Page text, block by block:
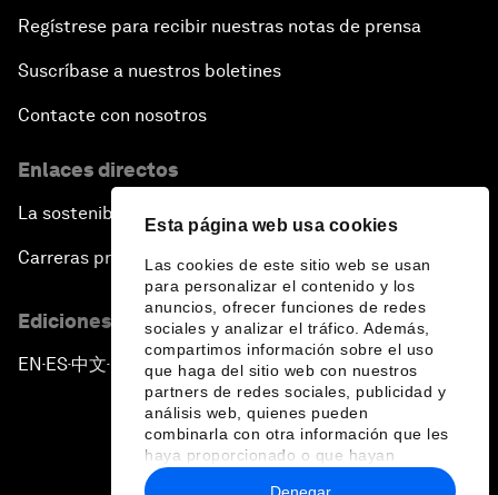
Esta página web usa cookies
Las cookies de este sitio web se usan
para personalizar el contenido y los
anuncios, ofrecer funciones de redes
sociales y analizar el tráfico. Además,
compartimos información sobre el uso
que haga del sitio web con nuestros
partners de redes sociales, publicidad y
análisis web, quienes pueden
combinarla con otra información que les
haya proporcionado o que hayan
recopilado a partir del uso que haya
Denegar
Regístrese para recibir nuestras notas de prensa
Suscríbase a nuestros boletines
Contacte con nosotros
Enlaces directos
La sostenibilidad en el Foro
Carreras profesionales
Ediciones en otros idiomas
EN ▪ES▪中文▪ 日本語